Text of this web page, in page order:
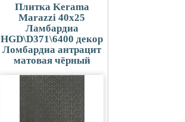
Плитка Kerama
Marazzi 40x25
Ламбардиа
HGD\D371\6400 декор
Ломбардиа антрацит
матовая чёрный